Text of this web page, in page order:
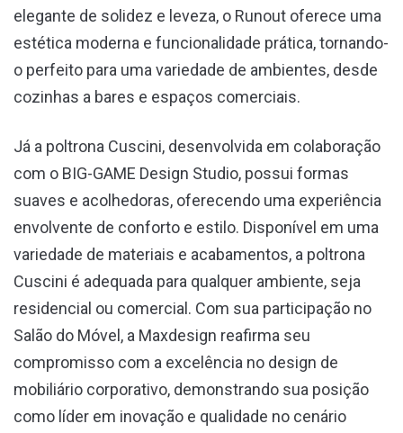
elegante de solidez e leveza, o Runout oferece uma
estética moderna e funcionalidade prática, tornando-
o perfeito para uma variedade de ambientes, desde
cozinhas a bares e espaços comerciais.
Já a poltrona Cuscini, desenvolvida em colaboração
com o BIG-GAME Design Studio, possui formas
suaves e acolhedoras, oferecendo uma experiência
envolvente de conforto e estilo. Disponível em uma
variedade de materiais e acabamentos, a poltrona
Cuscini é adequada para qualquer ambiente, seja
residencial ou comercial. Com sua participação no
Salão do Móvel, a Maxdesign reafirma seu
compromisso com a excelência no design de
mobiliário corporativo, demonstrando sua posição
como líder em inovação e qualidade no cenário